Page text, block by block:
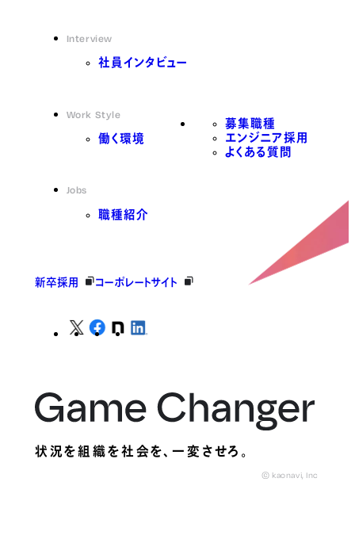
Interview
社員インタビュー
Work Style
働く環境
Jobs
職種紹介
募集職種
エンジニア採用
よくある質問
新卒採用 コーポレートサイト
状況を組織を社会を、一変させろ。
© kaonavi, Inc